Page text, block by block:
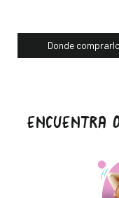
Donde comprarlo
ENCUENTRA